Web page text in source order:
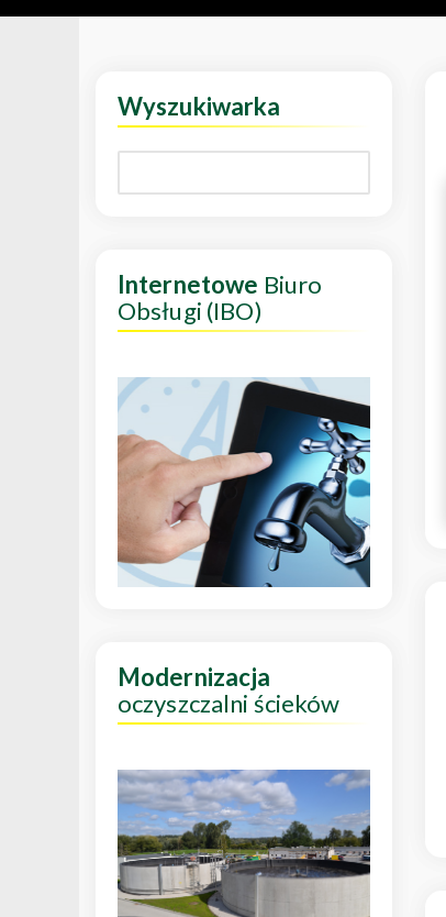
Wyszukiwarka
Internetowe Biuro
Obsługi (IBO)
Modernizacja
oczyszczalni ścieków